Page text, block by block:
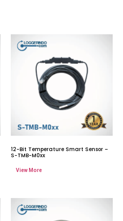
12-Bit Temperature Smart Sensor –
S-TMB-M0xx